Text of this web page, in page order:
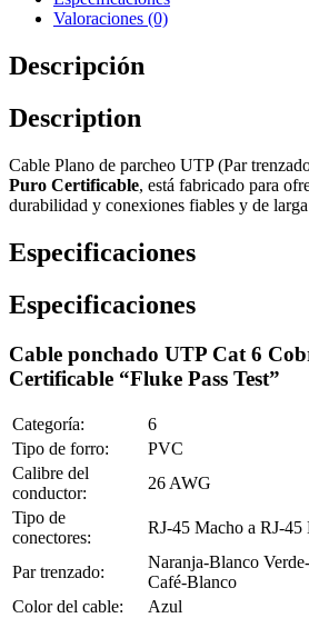
Valoraciones (0)
Descripción
Description
Cable Plano de parcheo UTP (Par
Puro Certificable, está fabricado para
durabilidad y conexiones fiables y de
Especificaciones
Especificaciones
Cable ponchado UTP Cat 6
Certificable “Fluke Pass Test”
Categoría:
6
Tipo de forro:
PVC
Calibre del
conductor:
26 AWG
Tipo de
conectores:
RJ-45 Macho a RJ-45
Par trenzado:
Naranja-Blanco
Café-Blanco
Color del cable:
Azul